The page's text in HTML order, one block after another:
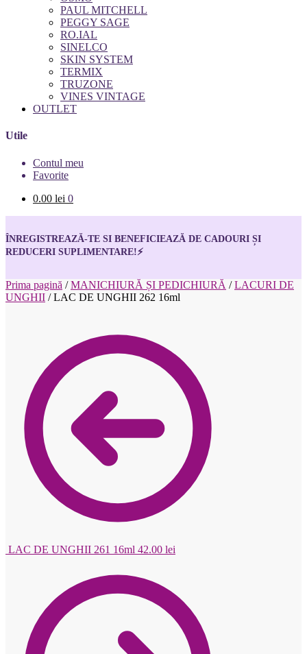
PAUL MITCHELL
PEGGY SAGE
RO.IAL
SINELCO
SKIN SYSTEM
TERMIX
TRUZONE
VINES VINTAGE
OUTLET
Utile
Contul meu
Favorite
0.00 lei 0
ÎNREGISTREAZĂ-TE SI BENEFICIEAZĂ DE CADOURI ȘI
REDUCERI SUPLIMENTARE!⚡
Prima pagină /MANICHIURĂ ȘI PEDICHIURĂ /LACURI DE
UNGHII /LAC DE UNGHII 262 16ml
LAC DE UNGHII 261 16ml 42.00 lei